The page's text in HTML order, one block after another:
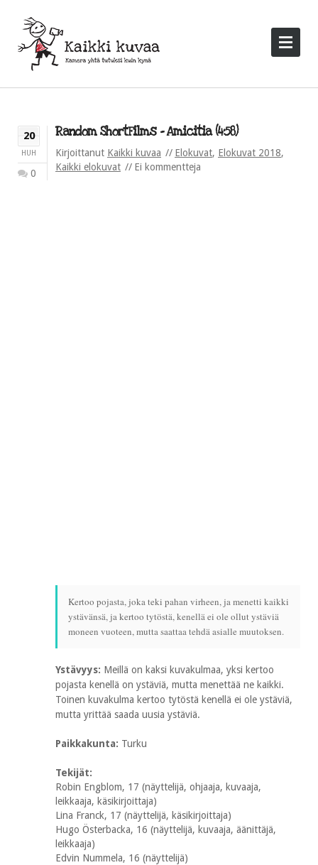
20
HUH
0
Random ShortFilms – Amicitia (4:58)
Kirjoittanut Kaikki kuvaa Elokuvat, Elokuvat 2018,
Kaikki elokuvat
Ei kommentteja
Kertoo pojasta, joka teki pahan virheen, ja menetti kaikki
ystävänsä, ja kertoo tytöstä, kenellä ei ole ollut ystäviä
moneen vuoteen, mutta saattaa tehdä asialle muutoksen.
Ystävyys: Meillä on kaksi kuvakulmaa, yksi kertoo
pojasta kenellä on ystäviä, mutta menettää ne kaikki.
Toinen kuvakulma kertoo tytöstä kenellä ei ole ystäviä,
mutta yrittää saada uusia ystäviä.
Paikkakunta: Turku
Tekijät:
Robin Engblom, 17 (näyttelijä, ohjaaja, kuvaaja,
leikkaaja, käsikirjoittaja)
Lina Franck, 17 (näyttelijä, käsikirjoittaja)
Hugo Österbacka, 16 (näyttelijä, kuvaaja, äänittäjä,
leikkaaja)
Edvin Nummela, 16 (näyttelijä)